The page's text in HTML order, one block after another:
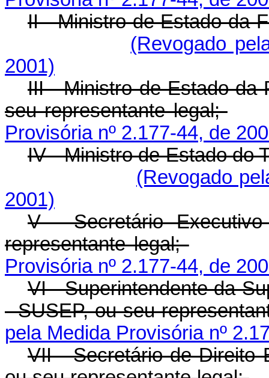
II - Ministro de Estado da
(Revogado
2001)
III - Ministro de Estado da
seu representante legal;
Provisória nº 2.177-44, de
IV - Ministro de Estado do
(Revogado
2001)
V - Secretário
representante legal;
Provisória nº 2.177-44, de
VI - Superintendente da
- SUSEP, ou seu
pela Medida Provisória nº
VII - Secretário de Direito